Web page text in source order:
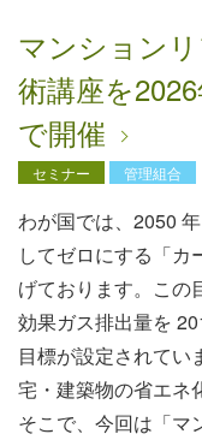
マンション
術講座を
で開催
セミナー 管理組合
わが国では、2050
してゼロにする「カ
げております。この
効果ガス排出量を
目標が設定されてい
宅・建築物の省エネ
そこで、今回は「マ